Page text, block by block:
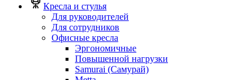
Кресла и стулья
Для руководителей
Для сотрудников
Офисные кресла
Эргономичные
Повышенной нагрузки
Samurai (Самурай)